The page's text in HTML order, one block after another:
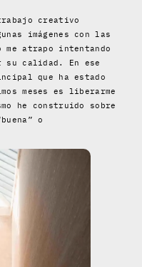
creativo
imágenes con las
me atrapo intentando
calidad. En ese
que ha estado
meses es liberarme
he construido sobre
o